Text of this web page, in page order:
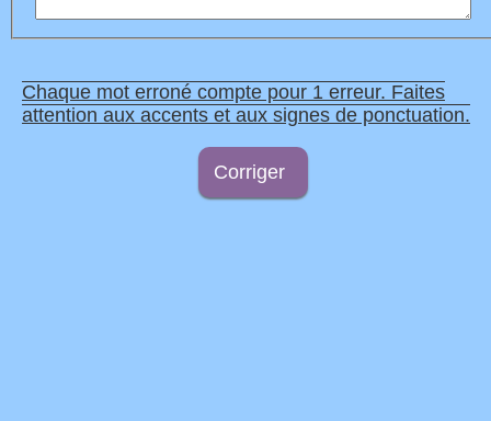
Chaque mot erroné compte pour 1 erreur. Faites
attention aux accents et aux signes de ponctuation.